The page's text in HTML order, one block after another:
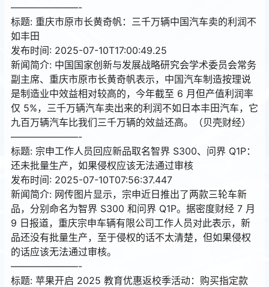
———————-
标题: 重庆市原市长黄奇帆：三千万辆中国汽车卖的利润不
如丰田
发布时间: 2025-07-10T17:00:49.25
新闻简介: 中国国家创新与发展战略研究会学术委员会常务
副主席、重庆市原市长黄奇帆表示，中国汽车制造按理说
是制造业中效益相对较高的，今年截至 6 月但产值利润率
仅 5%，三千万辆汽车卖出来的利润不如日本丰田汽车，它
九百万辆汽车比我们三千万辆的效益还高。（贝壳财经）
———————-
标题: 宗申工作人员回应新品取名智界 S300、问界 Q1P：
还未批量生产，如果侵权应该无法通过审核
发布时间: 2025-07-10T07:56:37.447
新闻简介: 网传图片显示，宗申近日推出了两款三轮车新
品，分别命名为智界 S300 和问界 Q1P。据密度财经 7 月
9 日报道，重庆宗申车辆有限公司工作人员对此表示，新
品还没有批量生产，至于侵权的话不太清楚，但如果侵权
的话应该无法通过审核。
———————-
标题: 苹果开启 2025 教育优惠返校季活动：购买指定款